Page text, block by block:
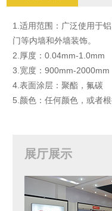
1.适用范围：广泛使用于
门等内墙和外墙装饰。
2.厚度：0.04mm-1.0mm
3.宽度：900mm-2000mm
4.表面涂层：聚酯，氟碳
5.颜色：任何颜色，或者根
展厅展示